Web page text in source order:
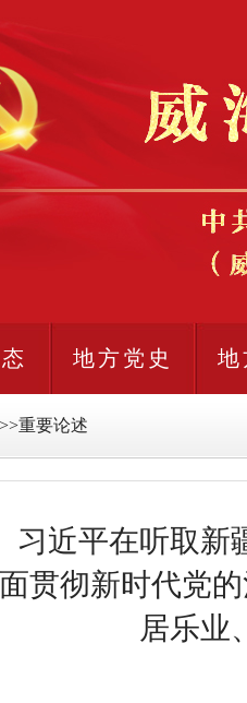
地方党史
>>重要论述
习近平在听取新
贯彻新时代党
居乐业